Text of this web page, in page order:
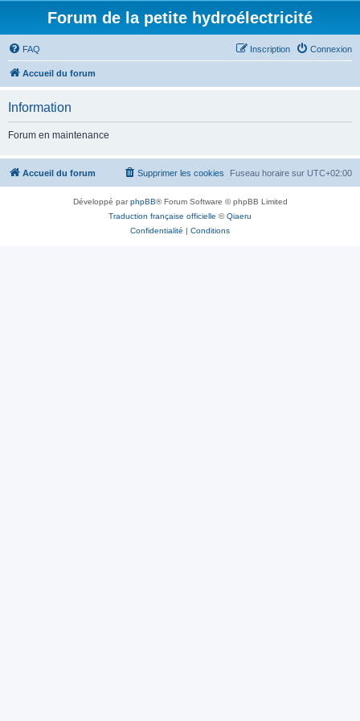
Forum de la petite hydroélectricité
FAQ Connexion
Inscription
Accueil du forum
Information
Forum en maintenance
Accueil du forum Fuseau horaire sur UTC+02:00
Supprimer les cookies
Développé parphpBB® Forum Software © phpBB Limited
Traduction française officielle ©Qiaeru
Confidentialité | Conditions